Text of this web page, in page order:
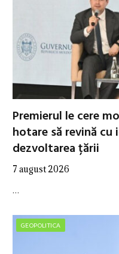
Premierul le cere
hotare să revină
dezvoltarea țării
7 august 2026
…
GEOPOLITICA